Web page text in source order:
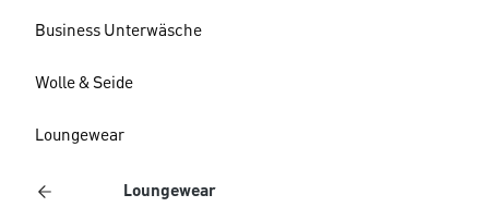
Business Unterwäsche
Wolle & Seide
Loungewear
Loungewear